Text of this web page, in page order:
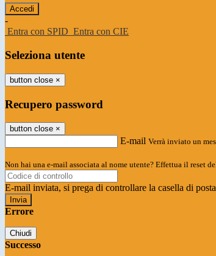
-
Entra con SPID Entra con CIE
Seleziona utente
button close ×
Recupero password
button close ×
E-mail Verrà inviato un
Non hai una e-mail associata al nome utente? Effettua il reset
E-mail inviata, si prega di controllare la casella di
Errore
Chiudi
Successo